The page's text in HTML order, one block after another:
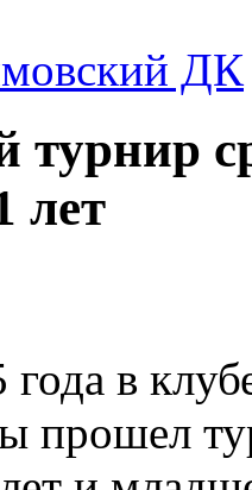
ДК
лет
года в
прошел